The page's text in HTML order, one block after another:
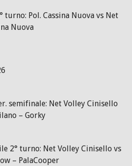
Pol. Cassina Nuova vs Net
Nuova
semifinale: Net Volley Cinisello
– Gorky
2° turno: Net Volley Cinisello vs
– PalaCooper